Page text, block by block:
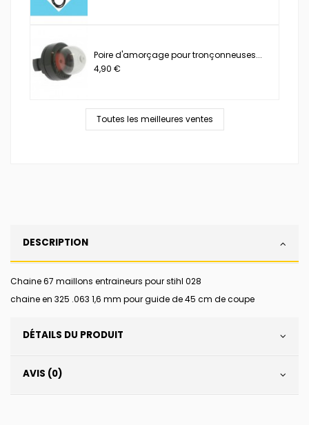
Poire d'amorçage pour tronçonneuses...
4,90 €
Toutes les meilleures ventes
DESCRIPTION
Chaine 67 maillons entraineurs pour stihl 028
chaine en 325 .063 1,6 mm pour guide de 45 cm de coupe
DÉTAILS DU PRODUIT
AVIS (0)